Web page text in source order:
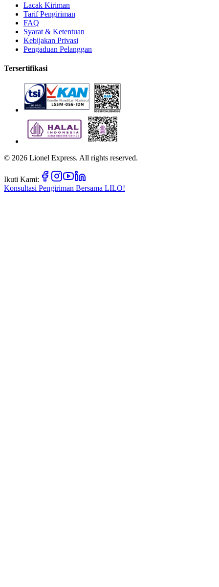
Lacak Kiriman
Tarif Pengiriman
FAQ
Syarat & Ketentuan
Kebijakan Privasi
Pengaduan Pelanggan
Tersertifikasi
© 2026 Lionel Express. All rights reserved.
Ikuti Kami:
Konsultasi Pengiriman Bersama LILO!